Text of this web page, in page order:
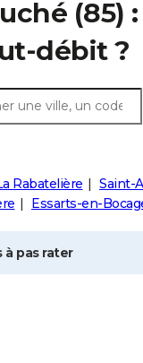
(85)
débit ?
Rabatelière Saint-
Essarts-en-
à pas rater